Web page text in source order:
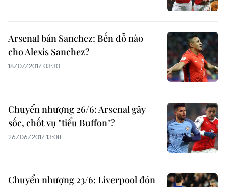
Arsenal bán Sanchez: Bến đỗ nào
cho Alexis Sanchez?
18/07/2017 03:30
Chuyển nhượng 26/6: Arsenal gây
sốc, chốt vụ "tiểu Buffon"?
26/06/2017 13:08
Chuyển nhượng 23/6: Liverpool đón